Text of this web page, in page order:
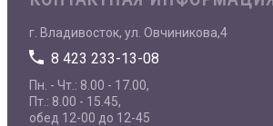
г. Владивосток, ул. Овчиникова,4
8 423 233-13-08
Пн. - Чт.: 8.00 - 17.00,
Пт.: 8.00 - 15.45,
обед 12-00 до 12-45